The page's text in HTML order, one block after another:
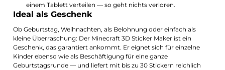
einem Tablett verteilen — so geht nichts verloren.
Ideal als Geschenk
Ob Geburtstag, Weihnachten, als Belohnung oder einfach als
kleine Überraschung: Der Minecraft 3D Sticker Maker ist ein
Geschenk, das garantiert ankommt. Er eignet sich für einzelne
Kinder ebenso wie als Beschäftigung für eine ganze
Geburtstagsrunde — und liefert mit bis zu 30 Stickern reichlich